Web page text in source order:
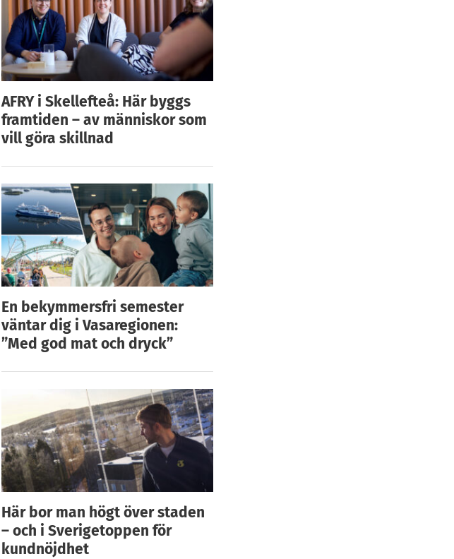
AFRY i Skellefteå: Här byggs
framtiden – av människor som
vill göra skillnad
En bekymmersfri semester
väntar dig i Vasaregionen:
”Med god mat och dryck”
Här bor man högt över staden
– och i Sverigetoppen för
kundnöjdhet